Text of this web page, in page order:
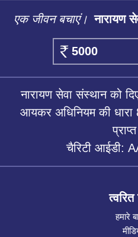
एक जीवन बचाएं। नारायण
नारायण सेवा संस्थान को
आयकर अधिनियम की
चैरिटी आईडी:
हमारे